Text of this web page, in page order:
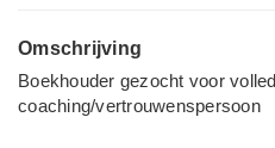
Omschrijving
Boekhouder gezocht voor
coaching/vertrouwenspersoon